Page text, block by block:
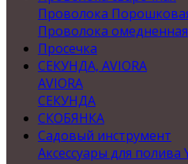
Проволока
Проволока омедненная
Просечка
СЕКУНДА, AVIORA
AVIORA
СЕКУНДА
СКОБЯНКА
Садовый инструмент
Аксессуары для полива